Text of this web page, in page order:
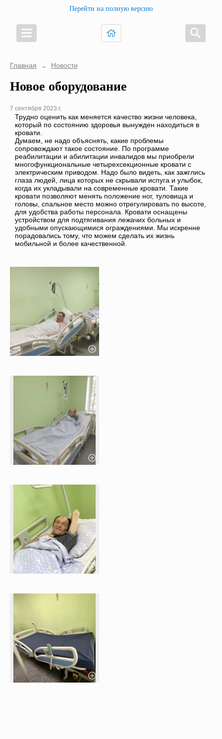
Перейти на полную версию
Главная → Новости
Новое оборудование
7 сентября 2023 г.
Трудно оценить как меняется качество жизни человека,
который по состоянию здоровья вынужден находиться в
кровати.
Думаем, не надо объяснять, какие проблемы
сопровождают такое состояние. По программе
реабилитации и абилитации инвалидов мы приобрели
многофункциональные четырехсекционные кровати с
электрическим приводом. Надо было видеть, как зажглись
глаза людей, лица которых не скрывали испуга и улыбок,
когда их укладывали на современные кровати. Такие
кровати позволяют менять положение ног, туловища и
головы, спальное место можно отрегулировать по высоте,
для удобства работы персонала. Кровати оснащены
устройством для подтягивания лежачих больных и
удобными опускающимися ограждениями. Мы искренне
порадовались тому, что можем сделать их жизнь
мобильной и более качественной.